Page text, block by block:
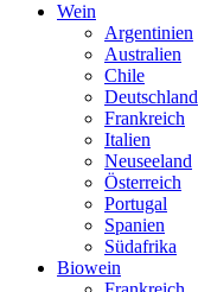
Wein
Argentinien
Australien
Chile
Deutschland
Frankreich
Italien
Neuseeland
Österreich
Portugal
Spanien
Südafrika
Biowein